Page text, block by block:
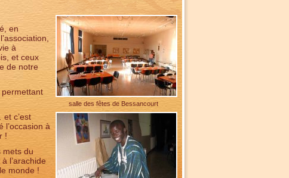
salle des fêtes de Bessancourt
en
à
et ceux
de notre
c’est
l’occasion à
!
mets du
l’arachide
monde !